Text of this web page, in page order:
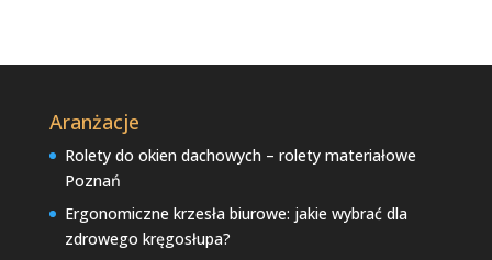
Aranżacje
Rolety do okien dachowych – rolety materiałowe
Poznań
Ergonomiczne krzesła biurowe: jakie wybrać dla
zdrowego kręgosłupa?